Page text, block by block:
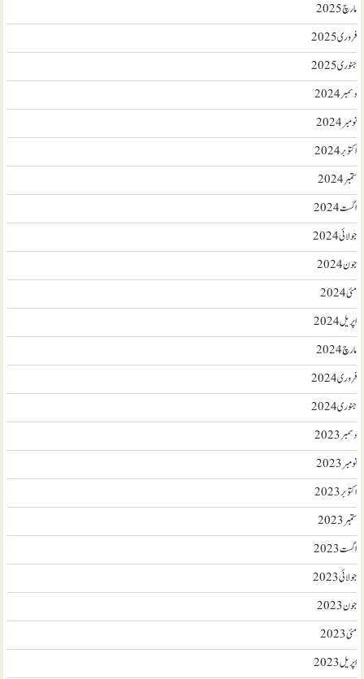
مارچ 2025
فروری 2025
جنوری 2025
دسمبر 2024
نومبر 2024
اکتوبر 2024
ستمبر 2024
اگست 2024
جولائی 2024
جون 2024
مئی 2024
اپریل 2024
مارچ 2024
فروری 2024
جنوری 2024
دسمبر 2023
نومبر 2023
اکتوبر 2023
ستمبر 2023
اگست 2023
جولائی 2023
جون 2023
مئی 2023
اپریل 2023